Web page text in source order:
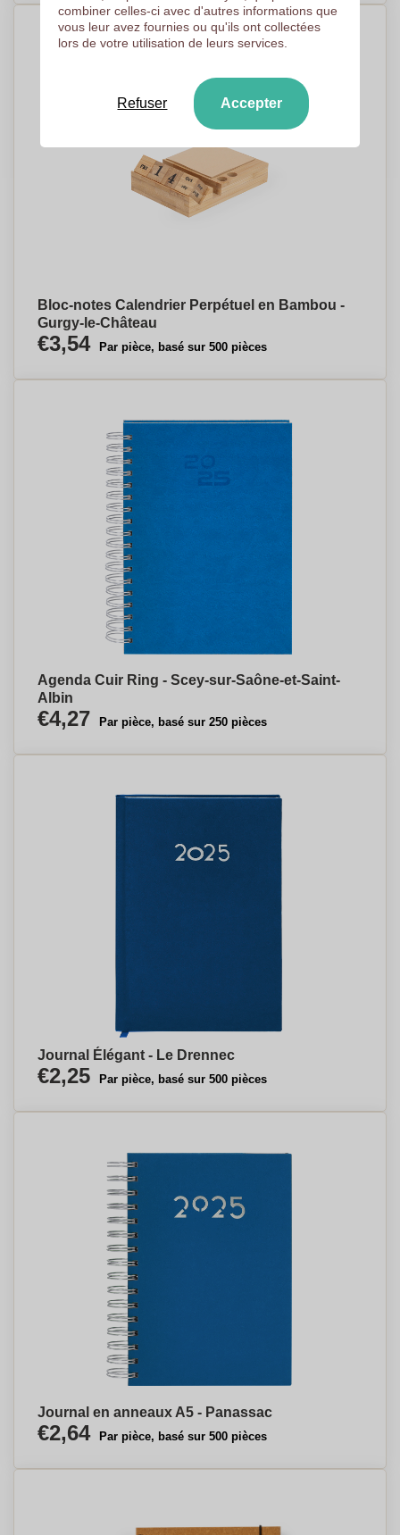
Bloc-notes Calendrier Perpétuel en Bambou -
Gurgy-le-Château
€3,54 Par pièce, basé sur 500 pièces
Agenda Cuir Ring - Scey-sur-Saône-et-Saint-
Albin
€4,27 Par pièce, basé sur 250 pièces
Journal Élégant - Le Drennec
€2,25 Par pièce, basé sur 500 pièces
Journal en anneaux A5 - Panassac
€2,64 Par pièce, basé sur 500 pièces
combiner celles-ci avec d'autres informations que
vous leur avez fournies ou qu'ils ont collectées
lors de votre utilisation de leurs services.
Refuser Accepter